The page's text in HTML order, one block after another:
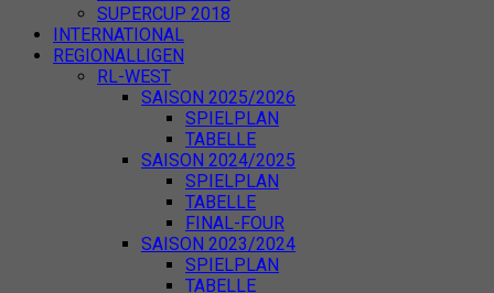
SUPERCUP 2018
INTERNATIONAL
REGIONALLIGEN
RL-WEST
SAISON 2025/2026
SPIELPLAN
TABELLE
SAISON 2024/2025
SPIELPLAN
TABELLE
FINAL-FOUR
SAISON 2023/2024
SPIELPLAN
TABELLE